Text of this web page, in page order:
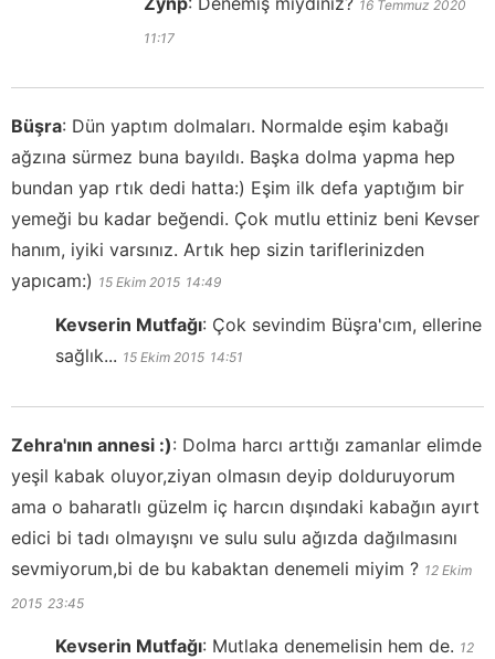
16 Temmuz 2020
11:17
Büşra: Dün yaptım dolmaları. Normalde eşim kabağı
ağzına sürmez buna bayıldı. Başka dolma yapma hep
bundan yap rtık dedi hatta:) Eşim ilk defa yaptığım bir
yemeği bu kadar beğendi. Çok mutlu ettiniz beni Kevser
hanım, iyiki varsınız. Artık hep sizin tariflerinizden
yapıcam:) 15 Ekim 2015 14:49
Kevserin Mutfağı: Çok sevindim Büşra'cım, ellerine
sağlık... 15 Ekim 2015 14:51
Zehra'nın annesi :): Dolma harcı arttığı zamanlar elimde
yeşil kabak oluyor,ziyan olmasın deyip dolduruyorum
ama o baharatlı güzelm iç harcın dışındaki kabağın ayırt
edici bi tadı olmayışnı ve sulu sulu ağızda dağılmasını
sevmiyorum,bi de bu kabaktan denemeli miyim ? 12 Ekim
2015 23:45
Kevserin Mutfağı: Mutlaka denemelisin hem de. 12